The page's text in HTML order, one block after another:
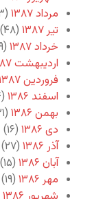
مرداد ۱۳۸۷
(۴۳)
تیر ۱۳۸۷
(۴۸)
خرداد ۱۳۸۷
(۲۹)
اردیبهشت ۱۳۸۷
فروردین ۱۳۸۷
اسفند ۱۳۸۶
(۲۴)
بهمن ۱۳۸۶
(۲۱)
دی ۱۳۸۶
(۱۶)
آذر ۱۳۸۶
(۲۷)
آبان ۱۳۸۶
(۱۵)
مهر ۱۳۸۶
(۱۹)